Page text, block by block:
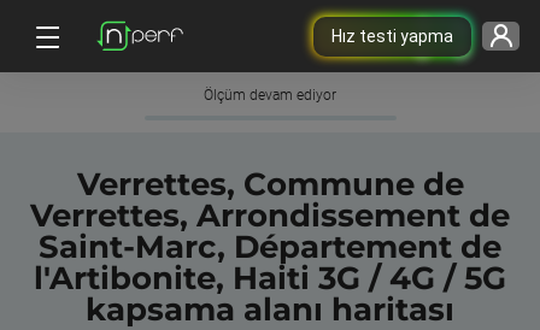
Hız testi yapma
Ölçüm devam ediyor
Verrettes, Commune de
Verrettes, Arrondissement de
Saint-Marc, Département de
l'Artibonite, Haiti 3G / 4G / 5G
kapsama alanı haritası